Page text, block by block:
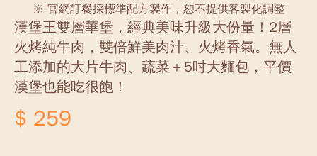
※ 官網訂餐採標準配方製作，恕不提供客製化調整
漢堡王雙層華堡，經典美味升級大份量！2層
火烤純牛肉，雙倍鮮美肉汁、火烤香氣。無人
工添加的大片牛肉、蔬菜＋5吋大麵包，平價
漢堡也能吃很飽！
$ 259